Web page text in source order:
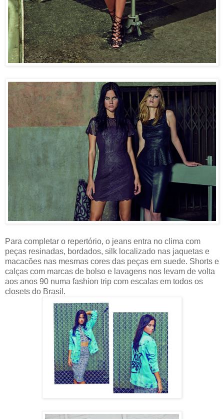
Para completar o repertório, o jeans entra no clima com
peças resinadas, bordados, silk localizado nas jaquetas e
macacões nas mesmas cores das peças em suede. Shorts e
calças com marcas de bolso e lavagens nos levam de volta
aos anos 90 numa fashion trip com escalas em todos os
closets do Brasil.